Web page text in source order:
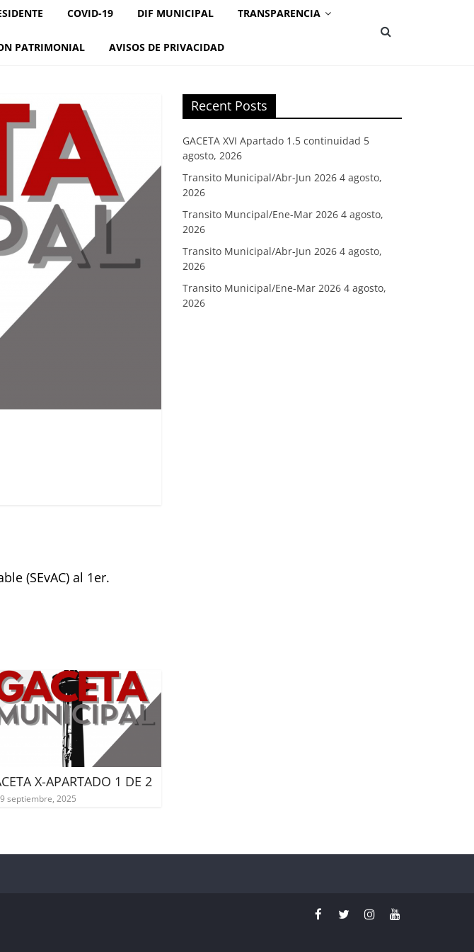
COVID-19 DIF MUNICIPAL TRANSPARENCIA
PATRIMONIAL AVISOS DE PRIVACIDAD
(SEvAC) al 1er.
X-APARTADO 1 DE 2
septiembre, 2025
Recent Posts
GACETA XVI Apartado 1.5 continuidad 5
agosto, 2026
Transito Municipal/Abr-Jun 2026 4 agosto,
2026
Transito Muncipal/Ene-Mar 2026 4 agosto,
2026
Transito Municipal/Abr-Jun 2026 4 agosto,
2026
Transito Municipal/Ene-Mar 2026 4 agosto,
2026